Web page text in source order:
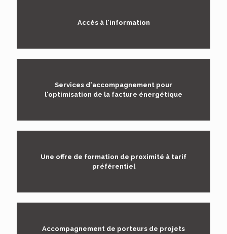
Accès à l'information
Services d'accompagnement pour
l'optimisation de la facture énergétique
Une offre de formation de proximité à tarif
préférentiel
Accompagnement de porteurs de projets